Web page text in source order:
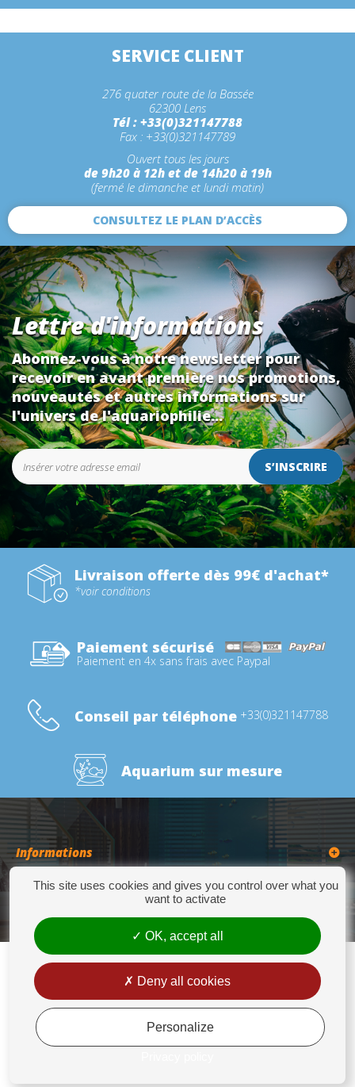
SERVICE CLIENT
276 quater route de la Bassée
62300 Lens
Tél : +33(0)321147788
Fax : +33(0)321147789
Ouvert tous les jours
de 9h20 à 12h et de 14h20 à 19h
(fermé le dimanche et lundi matin)
CONSULTEZ LE PLAN D’ACCÈS
Lettre d'informations
Abonnez-vous à notre newsletter pour
recevoir en avant première nos promotions,
nouveautés et autres informations sur
l'univers de l'aquariophilie...
S’INSCRIRE
Livraison offerte dès 99€ d'achat*
*voir conditions
Paiement sécurisé
Paiement en 4x sans frais avec Paypal
Conseil par téléphone +33(0)321147788
Aquarium sur mesure
Informations
Catégories
276 Quater Route de la Bassée - 62300 LENS - Tél : +33(0)3 21 14 77 88 - Fax:
+33(0)3 21 14 77 89 - europrix@wanadoo.fr
Mentions légales
This site uses cookies and gives you control over what you
want to activate
OK, accept all
Deny all cookies
Personalize